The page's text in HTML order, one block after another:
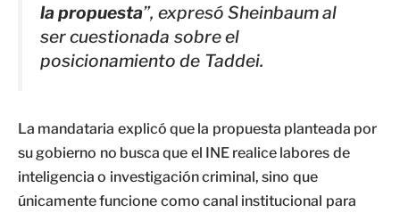
la propuesta”, expresó Sheinbaum al
ser cuestionada sobre el
posicionamiento de Taddei.
La mandataria explicó que la propuesta planteada por
su gobierno no busca que el INE realice labores de
inteligencia o investigación criminal, sino que
únicamente funcione como canal institucional para